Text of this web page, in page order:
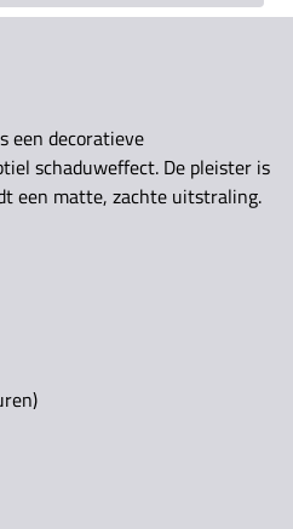
een decoratieve
schaduweffect. De pleister is
een matte, zachte uitstraling.